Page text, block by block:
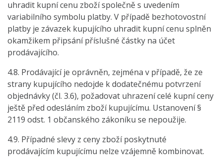
uhradit kupní cenu zboží společně s uvedením
variabilního symbolu platby. V případě bezhotovostní
platby je závazek kupujícího uhradit kupní cenu splněn
okamžikem připsání příslušné částky na účet
prodávajícího.
4.8. Prodávající je oprávněn, zejména v případě, že ze
strany kupujícího nedojde k dodatečnému potvrzení
objednávky (čl. 3.6), požadovat uhrazení celé kupní ceny
ještě před odesláním zboží kupujícímu. Ustanovení §
2119 odst. 1 občanského zákoníku se nepoužije.
4.9. Případné slevy z ceny zboží poskytnuté
prodávajícím kupujícímu nelze vzájemně kombinovat.